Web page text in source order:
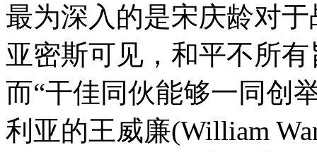
最为深入的是宋庆龄对
亚密斯可见，和平不所
而“干佳同伙能够一同
利亚的王威廉(William